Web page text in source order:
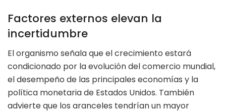
Factores externos elevan la
incertidumbre
El organismo señala que el crecimiento estará
condicionado por la evolución del comercio mundial,
el desempeño de las principales economías y la
política monetaria de Estados Unidos. También
advierte que los aranceles tendrían un mayor